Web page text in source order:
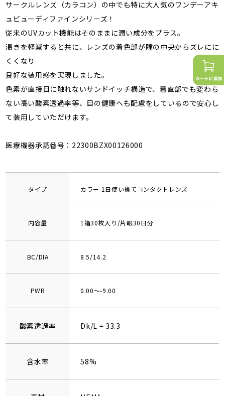
サークルレンズ（カラコン）の中でも特に大人気のワンデーアキ
ュビューディファインシリーズ！
従来のUVカット機能はそのままに潤い成分をプラス。
渇きを軽減すると共に、レンズの着色部が瞳の中央からズレにに
くくなり
良好な装用感を実現しました。
色素が直接目に触れないサンドイッチ構造で、着直部でも変わら
ない高い酸素透過率等、目の健康へも配慮をしているので安心し
て装用していただけます。
医療機器承認番号：22300BZX00126000
タイプ カラー 1日使い捨てコンタクトレンズ
内容量 1箱30枚入り/片眼30日分
BC/DIA 8.5/14.2
PWR 0.00～-9.00
酸素透過率 Dk/L = 33.3
含水率 58%